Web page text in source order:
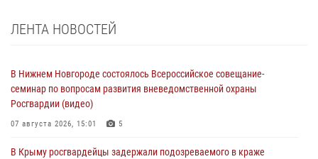
ЛЕНТА НОВОСТЕЙ
В Нижнем Новгороде состоялось Всероссийское совещание-
семинар по вопросам развития вневедомственной охраны
Росгвардии (видео)
07 августа 2026, 15:01 5
В Крыму росгвардейцы задержали подозреваемого в краже